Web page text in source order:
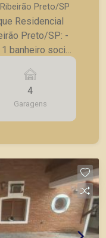
Preto/SP
Residencial
Preto/SP: -
Canadá, casas e
4
Garagens